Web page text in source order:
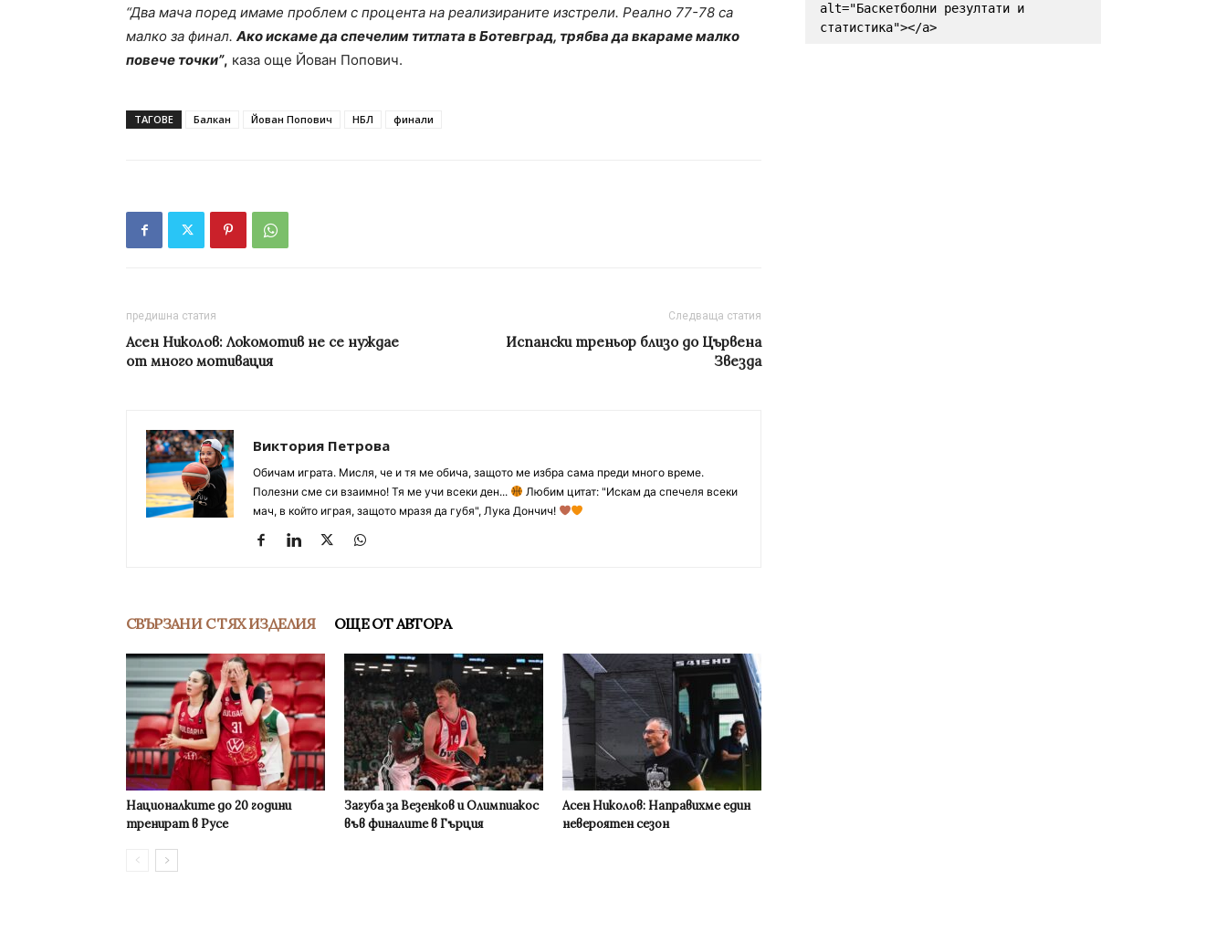
“Два мача поред имаме проблем с процента на реализираните изстрели. Реално 77-78 са
малко за финал. Ако искаме да спечелим титлата в Ботевград, трябва да вкараме малко
повече точки”, каза още Йован Попович.
ТАГОВЕ Балкан Йован Попович НБЛ финали
предишна статия
Асен Николов: Локомотив не се нуждае
от много мотивация
Следваща статия
Испански треньор близо до Цървена
Звезда
Виктория Петрова
Обичам играта. Мисля, че и тя ме обича, защото ме избра сама преди много време.
Полезни сме си взаимно! Тя ме учи всеки ден...
Любим цитат: "Искам да спечеля всеки
мач, в който играя, защото мразя да губя", Лука Дончич!
СВЪРЗАНИ С ТЯХ ИЗДЕЛИЯ ОЩЕ ОТ АВТОРА
Националките до 20 години
тренират в Русе
Загуба за Везенков и Олимпиакос
във финалите в Гърция
Асен Николов: Направихме един
невероятен сезон
alt="Баскетболни резултати и
статистика"></a>